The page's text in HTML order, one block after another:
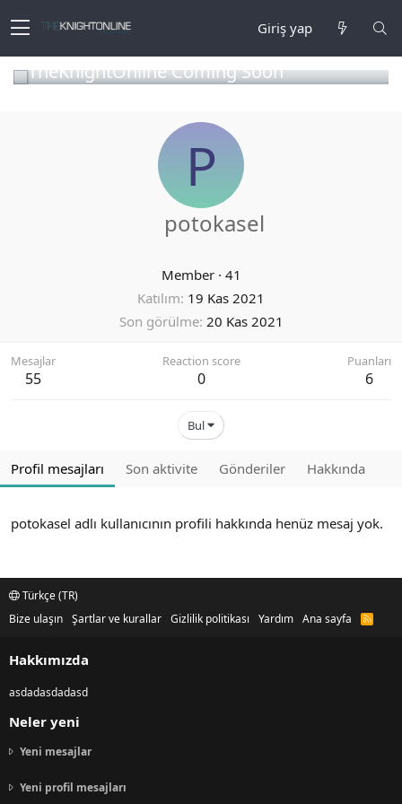
Giriş yap
TheKnightOnline Coming Soon
P
potokasel
Member · 41
Katılım 19 Kas 2021
Son görülme 20 Kas 2021
Mesajlar
55
Reaction score
0
Puanları
6
Bul
Profil mesajları Son aktivite Gönderiler Hakkında
potokasel adlı kullanıcının profili hakkında henüz mesaj yok.
Türkçe (TR)
Bize ulaşın Şartlar ve kurallar Gizlilik politikası Yardım Ana sayfa
R
Hakkımızda
asdadasdadasd
Neler yeni
Yeni mesajlar
Yeni profil mesajları